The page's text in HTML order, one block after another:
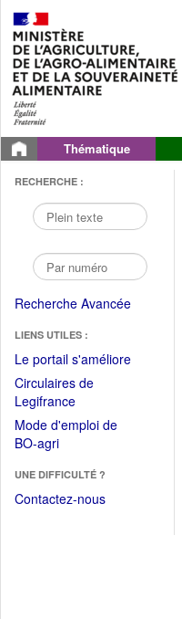
Thématique
RECHERCHE :
Recherche Avancée
LIENS UTILES :
Le portail s'améliore(Fichier
Circulaires de
Legifrance(Ouvrir
dans
une
fenêtre)
Mode d'emploi de
BO-agri(Ouvrir
une
nouvelle
UNE DIFFICULTÉ ?
Contactez-nous